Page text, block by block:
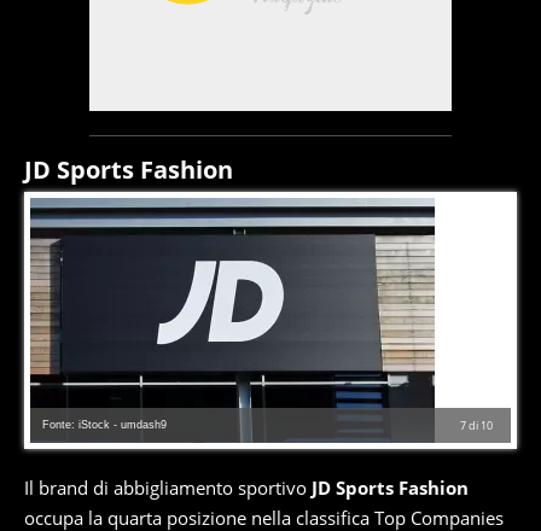
JD Sports Fashion
7di 10
Fonte: iStock - umdash9
Il brand di abbigliamento sportivo JD Sports Fashion
occupa la quarta posizione nella classifica Top Companies